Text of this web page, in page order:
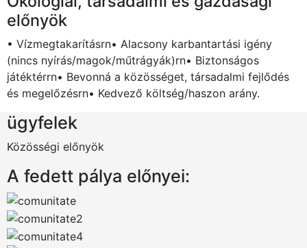
előnyök
• Vízmegtakarításrn• Alacsony karbantartási igény
(nincs nyírás/magok/műtrágyák)rn• Biztonságos
játéktérrn• Bevonná a közösséget, társadalmi fejlődés
és megelőzésrn• Kedvező költség/haszon arány.
ügyfelek
Közösségi előnyök
A fedett pálya előnyei: